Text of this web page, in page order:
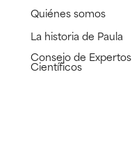
Quiénes somos
La historia de Paula
Consejo de Expertos
Científicos